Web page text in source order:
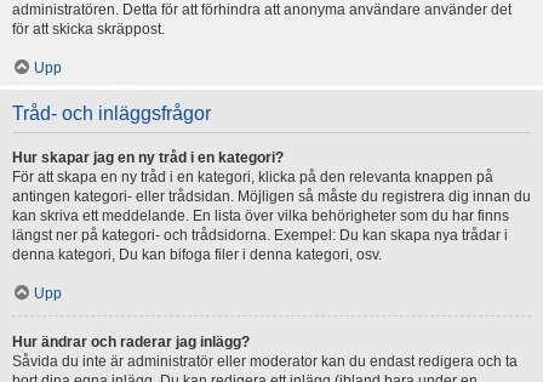
administratören. Detta för att förhindra att anonyma användare använder det
för att skicka skräppost.
Upp
Tråd- och inläggsfrågor
Hur skapar jag en ny tråd i en kategori?
För att skapa en ny tråd i en kategori, klicka på den relevanta knappen på
antingen kategori- eller trådsidan. Möjligen så måste du registrera dig innan du
kan skriva ett meddelande. En lista över vilka behörigheter som du har finns
längst ner på kategori- och trådsidorna. Exempel: Du kan skapa nya trådar i
denna kategori, Du kan bifoga filer i denna kategori, osv.
Upp
Hur ändrar och raderar jag inlägg?
Såvida du inte är administratör eller moderator kan du endast redigera och ta